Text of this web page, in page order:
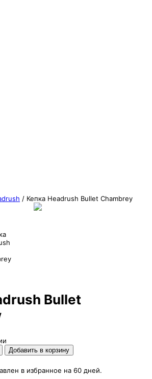
/ Кепка Headrush Bullet Chambrey
Bullet
в избранное на 60 дней.